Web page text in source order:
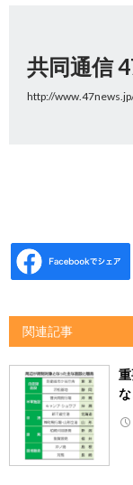
共同通信
http://
関連記事